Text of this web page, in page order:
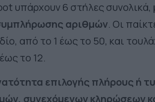
υπάρχουν 6 στήλες συνολικά,
αριθμών. Οι
από το 1 έως το 50, και
το 12.
επιλογής πλήρους ή
συνεχόμενων κληρώσεων